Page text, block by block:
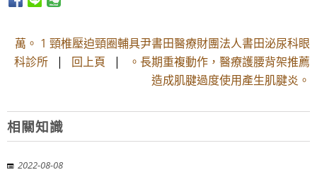
萬。 1 頸椎壓迫頸圈輔具尹書田醫療財團法人書田泌尿科眼
科診所 | 回上頁 |
。長期重複動作，醫療護腰背架推薦
造成肌腱過度使用產生肌腱炎。
相關知識
2022-08-08